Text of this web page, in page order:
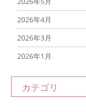
2026年4月
2026年3月
2026年1月
2025年11月
カテゴリ